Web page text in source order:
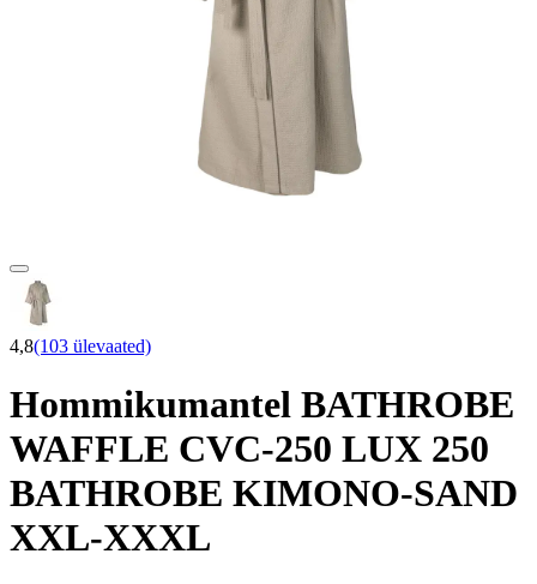
4,8(103 ülevaated)
Hommikumantel BATHROBE
WAFFLE CVC-250 LUX 250
BATHROBE KIMONO-SAND
XXL-XXXL